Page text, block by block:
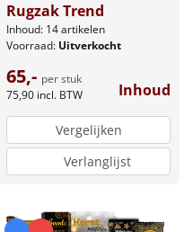
Rugzak Trend
Inhoud: 14 artikelen
Voorraad: Uitverkocht
65,- per stuk
75,90 incl. BTW Inhoud
Vergelijken
Verlanglijst